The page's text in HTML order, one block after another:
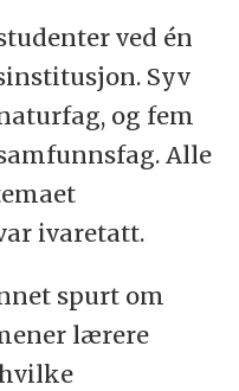
ved én
Syv
og fem
Alle
ivaretatt.
spurt om
lærere